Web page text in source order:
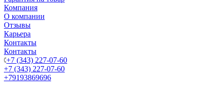
Компания
О компании
Отзывы
Карьера
Контакты
Контакты
+7 (343) 227-07-60
+7 (343) 227-07-60
+79193869696